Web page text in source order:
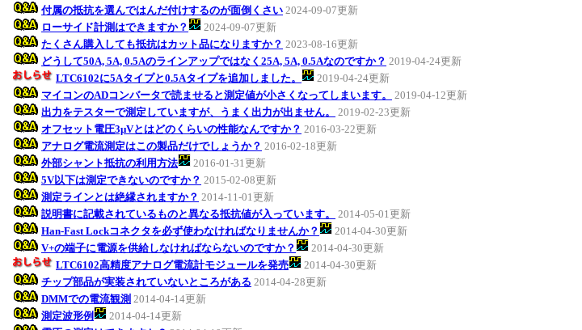
付属の抵抗を選んではんだ付けするのが面倒くさい 2024-09-07更新
ローサイド計測はできますか？
2024-09-07更新
たくさん購入しても抵抗はカット品になりますか？ 2023-08-16更新
どうして50A, 5A, 0.5Aのラインアップではなく25A, 5A, 0.5Aなのですか？ 2019-04-24更新
LTC6102に5Aタイプと0.5Aタイプを追加しました。
2019-04-24更新
マイコンのADコンバータで読ませると測定値が小さくなってしまいます。
2019-04-12更新
出力をテスターで測定していますが、うまく出力が出ません。
2019-02-23更新
オフセット電圧3μVとはどのくらいの性能なんですか？ 2016-03-22更新
アナログ電流測定はこの製品だけでしょうか？ 2016-02-18更新
外部シャント抵抗の利用方法
2016-01-31更新
5V以下は測定できないのですか？ 2015-02-08更新
測定ラインとは絶縁されますか？ 2014-11-01更新
説明書に記載されているものと異なる抵抗値が入っています。
2014-05-01更新
Han-Fast Lockコネクタを必ず使わなければなりませんか？
2014-04-30更新
V+の端子に電源を供給しなければならないのですか？
2014-04-30更新
LTC6102高精度アナログ電流計モジュールを発売
2014-04-30更新
チップ部品が実装されていないところがある 2014-04-28更新
DMMでの電流観測 2014-04-14更新
測定波形例
2014-04-14更新